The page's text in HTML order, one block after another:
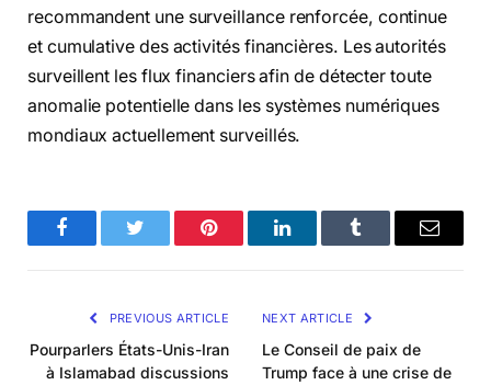
recommandent une surveillance renforcée, continue
et cumulative des activités financières. Les autorités
surveillent les flux financiers afin de détecter toute
anomalie potentielle dans les systèmes numériques
mondiaux actuellement surveillés.
FacebookTwitter Pinterest LinkedInTumblr Email
PREVIOUS ARTICLE
Pourparlers États-Unis-Iran
à Islamabad discussions
NEXT ARTICLE
Le Conseil de paix de
Trump face à une crise de